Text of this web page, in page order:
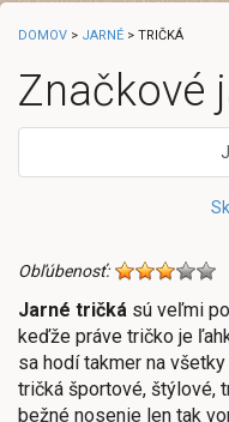
DOMOV > JARNÉ > TRIČKÁ
Značkové
Obľúbenosť:
Jarné tričká sú veľmi
keďže práve tričko je
sa hodí takmer na
tričká športové, štýlové,
bežné nosenie len tak